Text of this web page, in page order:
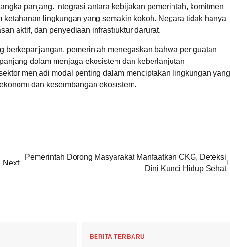
panjang. Integrasi antara kebijakan pemerintah, komitmen
lingkungan yang semakin kokoh. Negara tidak hanya
aktif, dan penyediaan infrastruktur darurat.
berkepanjangan, pemerintah menegaskan bahwa penguatan
dalam menjaga ekosistem dan keberlanjutan
menjadi modal penting dalam menciptakan lingkungan yang
dan keseimbangan ekosistem.
Next:
Pemerintah Dorong Masyarakat Manfaatkan CKG, Deteksi
Dini Kunci Hidup Sehat
BERITA TERBARU